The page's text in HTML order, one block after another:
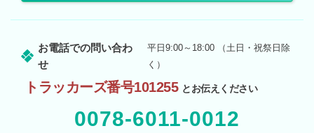
お電話での問い合わ
せ
平日9:00～18:00 （土日・祝祭日除
く）
トラッカーズ番号101255 とお伝えください
0078-6011-0012